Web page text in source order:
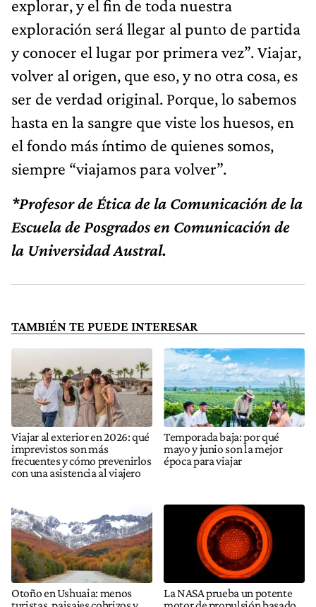
explorar, y el fin de toda nuestra
exploración será llegar al punto de partida
y conocer el lugar por primera vez”. Viajar,
volver al origen, que eso, y no otra cosa, es
ser de verdad original. Porque, lo sabemos
hasta en la sangre que viste los huesos, en
el fondo más íntimo de quienes somos,
siempre “viajamos para volver”.
*Profesor de Ética de la Comunicación de la
Escuela de Posgrados en Comunicación de
la Universidad Austral.
TAMBIÉN TE PUEDE INTERESAR
Viajar al exterior en 2026: qué
imprevistos son más
frecuentes y cómo prevenirlos
con una asistencia al viajero
Temporada baja: por qué
mayo y junio son la mejor
época para viajar
Otoño en Ushuaia: menos
La NASA prueba un potente